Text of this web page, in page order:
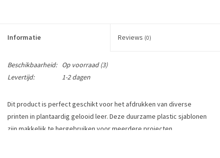
Informatie Reviews (0)
Beschikbaarheid: Op voorraad(3)
Levertijd:
1-2 dagen
Dit product is perfect geschikt voor het afdrukken van diverse
printen in plantaardig gelooid leer. Deze duurzame plastic sjablonen
zijn makkelijk te hergebruiken voor meerdere projecten.